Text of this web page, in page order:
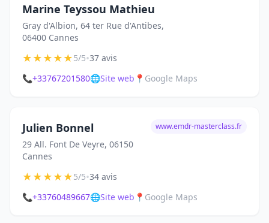
Marine Teyssou Mathieu
Gray d'Albion, 64 ter Rue d'Antibes,
06400 Cannes
★★★★★5/5•37 avis
📞+33767201580🌐Site web 📍 Google Maps
Julien Bonnel
29 All. Font De Veyre, 06150
Cannes
www.emdr-masterclass.fr
★★★★★5/5•34 avis
📞+33760489667🌐Site web 📍 Google Maps